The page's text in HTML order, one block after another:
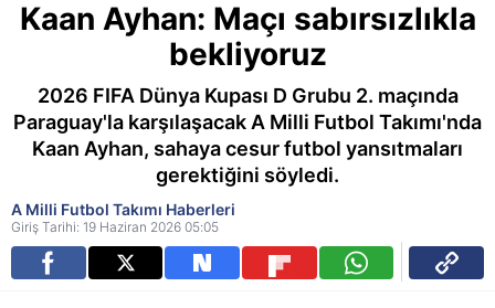
Kaan Ayhan: Maçı sabırsızlıkla
bekliyoruz
2026 FIFA Dünya Kupası D Grubu 2. maçında
Paraguay'la karşılaşacak A Milli Futbol Takımı'nda
Kaan Ayhan, sahaya cesur futbol yansıtmaları
gerektiğini söyledi.
A Milli Futbol Takımı Haberleri
Giriş Tarihi: 19 Haziran 2026 05:05